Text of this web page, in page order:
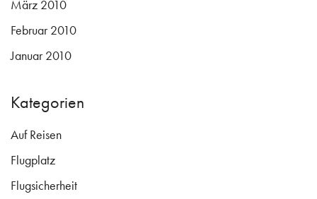
März 2010
Februar 2010
Januar 2010
Kategorien
Auf Reisen
Flugplatz
Flugsicherheit